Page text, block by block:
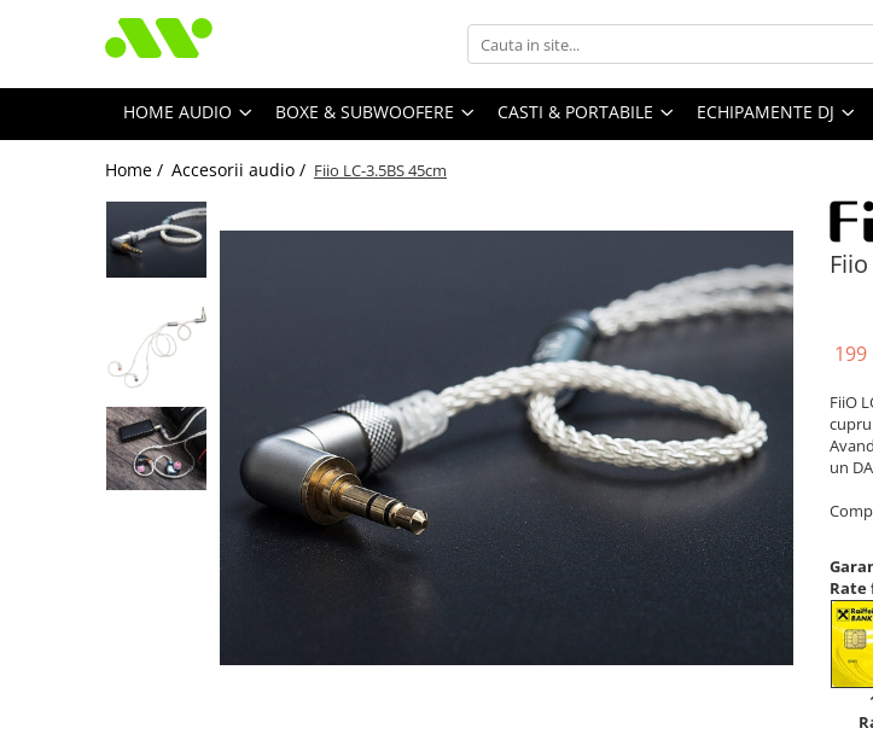
HOME AUDIO BOXE & SUBWOOFERE CASTI & PORTABILE ECHIPAMENTE DJ
Home / Accesorii audio / Fiio LC-3.5BS 45cm
199
FiiO
un
Rate